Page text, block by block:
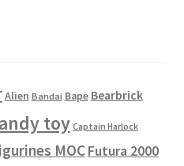
Alien Bandai Bape Bearbrick
toy Captain Harlock
MOCFutura 2000